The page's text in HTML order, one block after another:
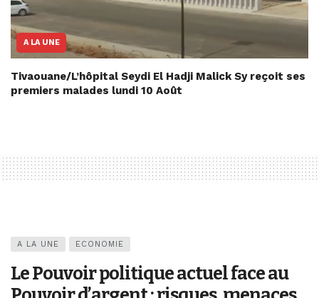
A LA UNE
Tivaouane/L’hôpital Seydi El Hadji Malick Sy reçoit ses
premiers malades lundi 10 Août
A LA UNE ECONOMIE
Le Pouvoir politique actuel face au